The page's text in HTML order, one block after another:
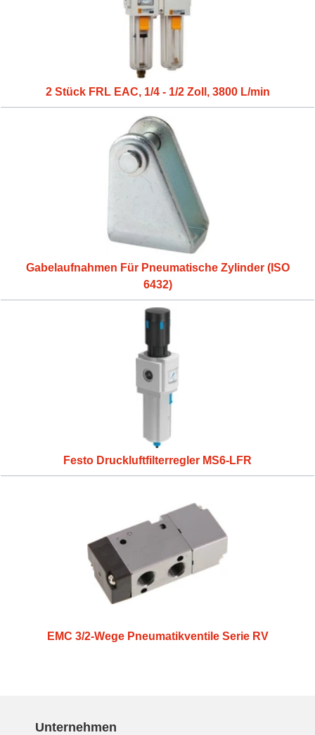
2 Stück FRL EAC, 1/4 - 1/2 Zoll, 3800 L/min
Gabelaufnahmen Für Pneumatische Zylinder (ISO
6432)
Festo Druckluftfilterregler MS6-LFR
EMC 3/2-Wege Pneumatikventile Serie RV
Unternehmen